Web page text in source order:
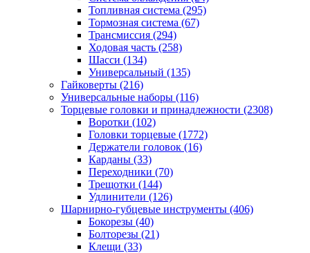
Топливная система (295)
Тормозная система (67)
Трансмиссия (294)
Ходовая часть (258)
Шасси (134)
Универсальный (135)
Гайковерты (216)
Универсальные наборы (116)
Торцевые головки и принадлежности (2308)
Воротки (102)
Головки торцевые (1772)
Держатели головок (16)
Карданы (33)
Переходники (70)
Трещотки (144)
Удлинители (126)
Шарнирно-губцевые инструменты (406)
Бокорезы (40)
Болторезы (21)
Клещи (33)